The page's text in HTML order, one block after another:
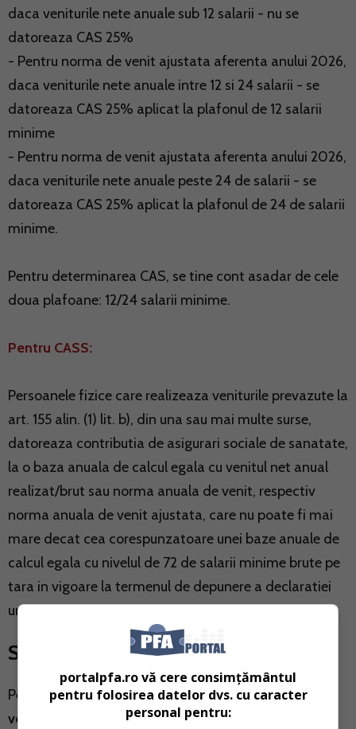
daca veniturile nete anuale sub 12 salarii - nu se
datoreaza CAS 25%
- Pentru norma de venit ajustata aferenta anului 2026,
daca veniturile nete anuale intre 12 si 24 salarii - se
datoreaza CAS 25% aplicat la plafonul de 12 salarii
minime
- Pentru norma de venit ajustata aferenta anului 2026,
daca veniturile nete anuale peste 24 de salarii - se
datoreaza CAS 25% aplicat la plafonul de 24 de salarii
minime.
Pentru determinarea CAS, se tine cont asadar de cele
doua plafoane: 12/24 salarii minime.
Pentru CASS:
Persoanele fizice care realizeaza veniturile prevazute la
art. 155 alin. (1) lit. b), din una sau mai multe surse,
datoreaza contributia de asigurari sociale de sanatate,
la o baza anuala de calcul egala cu venitul net anual
realizat/brut sau norma anuala de venit, respectiv
norma anuala de venit ajustata, care nu poate fi mai
mare decat cea corespunzatoare unei baze anuale de
calcul egala cu nivelul de 72 de salarii minime brute pe
tara in vigoare la termenul de depunere a declaratiei
unice.
Sistem real
Pentru PFA in sistem real, se datoreazaimpozit pe
venit, CAS,CASS
in functie de venitul net realizat.
portalpfa.ro vă cere consimțământul
pentru folosirea datelor dvs. cu caracter
personal pentru: